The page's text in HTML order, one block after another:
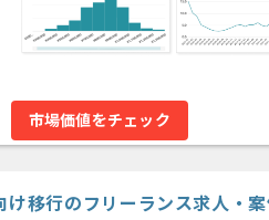
市場価値をチェック
け移行のフリーランス求人・